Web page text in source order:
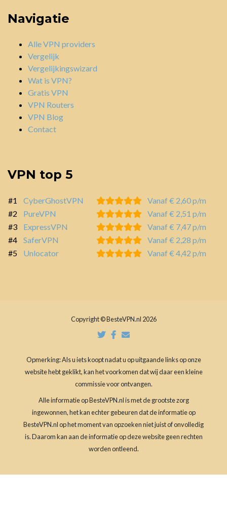
Navigatie
Alle VPN providers
Vergelijk
Vergelijkingswizard
Wat is VPN?
Gratis VPN
VPN Routers
VPN Blog
Contact
VPN top 5
#1 CyberGhostVPN
Vanaf € 2,60 p/m
#2
PureVPN
Vanaf € 2,51 p/m
#3
ExpressVPN
Vanaf € 7,47 p/m
#4
SaferVPN
Vanaf € 2,28 p/m
#5
Unlocator Vanaf € 4,42 p/m
Copyright © BesteVPN.nl 2026
Opmerking: Als u iets koopt nadat u op uitgaande links op onze
website hebt geklikt, kan het voorkomen dat wij daar een kleine
commissie voor ontvangen.
Alle informatie op BesteVPN.nl is met de grootste zorg
ingewonnen, het kan echter gebeuren dat de informatie op
BesteVPN.nl op het moment van opzoeken niet juist of onvolledig
is. Daarom kan aan de informatie op deze website geen rechten
worden ontleend.